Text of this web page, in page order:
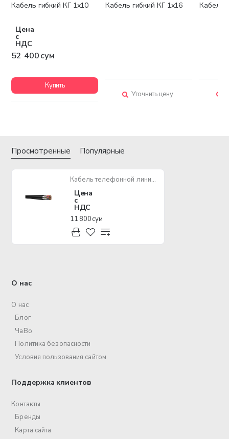
Бестселлер
Кабель гибкий КГ 1х10
Цена
с
НДС
52 400 сум
Купить
Кабель гибкий КГ 1х16
Уточнить цену
Кабель
Просмотренные Популярные
Кабель телефонной линии ТПП-10х2х0,5
Цена
с
НДС
11 800 сум
О нас
О нас
Блог
ЧаВо
Политика безопасности
Условия пользования сайтом
Поддержка клиентов
Контакты
Бренды
Карта сайта